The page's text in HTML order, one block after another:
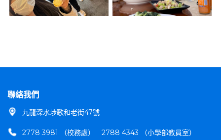
聯絡我們
九龍深水埗歌和老街47號
2778 3981 （校務處）
2788 4343 （小學部教員室）